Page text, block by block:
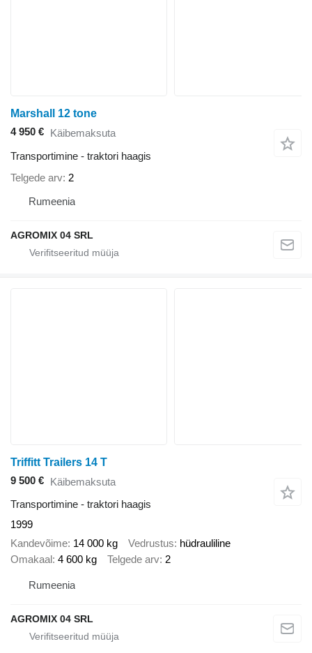
Marshall 12 tone
4 950 € Käibemaksuta
Transportimine - traktori haagis
Telgede arv 2
Rumeenia
AGROMIX 04 SRL
Triffitt Trailers 14 T
9 500 € Käibemaksuta
Transportimine - traktori haagis
1999
Kandevõime 14 000 kg Vedrustus hüdrauliline
Omakaal 4 600 kg Telgede arv 2
Rumeenia
AGROMIX 04 SRL